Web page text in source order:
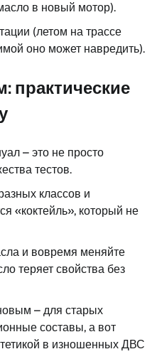
в новый мотор).
(летом на трассе
оно может навредить).
практические
– это не просто
тестов.
классов и
«коктейль», который не
и вовремя меняйте
теряет свойства без
– для старых
составы, а вот
в изношенных ДВС